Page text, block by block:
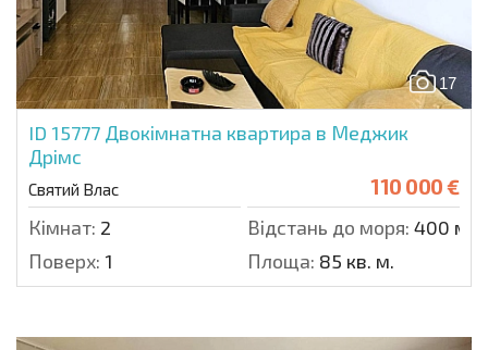
17
ID 15777 Двокімнатна квартира в Меджик
Дрімс
Святий Влас 110 000 €
Кімнат: 2 Відстань до моря: 400 м.
Поверх: 1 Площа: 85 кв. м.